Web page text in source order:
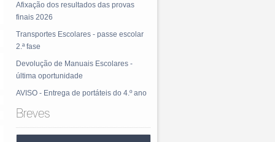
Afixação dos resultados das provas
finais 2026
Transportes Escolares - passe escolar
2.ª fase
Devolução de Manuais Escolares -
última oportunidade
AVISO - Entrega de portáteis do 4.º ano
Breves